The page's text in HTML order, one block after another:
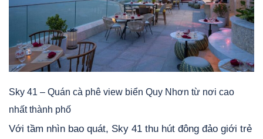
Sky 41 – Quán cà phê view biển Quy Nhơn từ nơi cao
nhất thành phố
Với tầm nhìn bao quát, Sky 41 thu hút đông đảo giới trẻ